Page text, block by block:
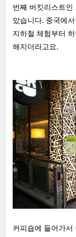
번째 버킷리스트인
았습니다. 중국에
지하철 체험부터
해지더라고요.
커피숍에 들어가서